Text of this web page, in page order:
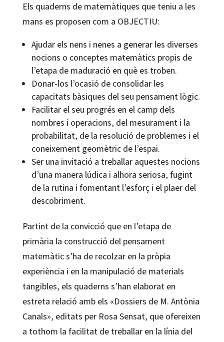
Els quaderns de matemàtiques que teniu a les
mans es proposen com a OBJECTIU:
Ajudar els nens i nenes a generar les diverses
nocions o conceptes matemàtics propis de
l’etapa de maduració en què es troben.
Donar-los l’ocasió de consolidar les
capacitats bàsiques del seu pensament lògic.
Facilitar el seu progrés en el camp dels
nombres i operacions, del mesurament i la
probabilitat, de la resolució de problemes i el
coneixement geomètric de l’espai.
Ser una invitació a treballar aquestes nocions
d’una manera lúdica i alhora seriosa, fugint
de la rutina i fomentant l’esforç i el plaer del
descobriment.
Partint de la convicció que en l’etapa de
primària la construcció del pensament
matemàtic s’ha de recolzar en la pròpia
experiència i en la manipulació de materials
tangibles, els quaderns s’han elaborat en
estreta relació amb els «Dossiers de M. Antònia
Canals», editats per Rosa Sensat, que ofereixen
a tothom la facilitat de treballar en la línia del